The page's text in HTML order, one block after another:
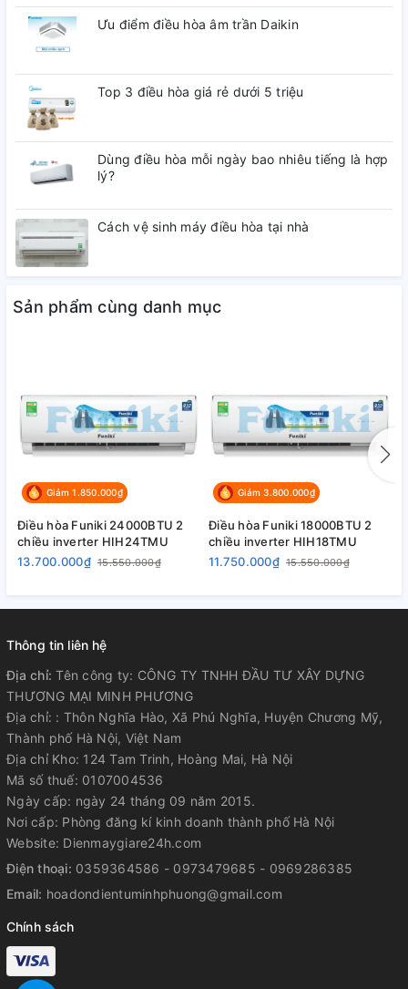
Ưu điểm điều hòa âm trần Daikin
Top 3 điều hòa giá rẻ dưới 5 triệu
Dùng điều hòa mỗi ngày bao nhiêu tiếng là hợp
lý?
Cách vệ sinh máy điều hòa tại nhà
Sản phẩm cùng danh mục
Giảm 1.850.000₫
Điều hòa Funiki 24000BTU 2
chiều inverter HIH24TMU
13.700.000₫ 15.550.000₫
Giảm 3.800.000₫
Điều hòa Funiki 18000BTU 2
chiều inverter HIH18TMU
11.750.000₫ 15.550.000₫
Thông tin liên hệ
Địa chỉ:Tên công ty: CÔNG TY TNHH ĐẦU TƯ XÂY DỰNG
THƯƠNG MẠI MINH PHƯƠNG
Địa chỉ: : Thôn Nghĩa Hào, Xã Phú Nghĩa, Huyện Chương Mỹ,
Thành phố Hà Nội, Việt Nam
Địa chỉ Kho: 124 Tam Trinh, Hoàng Mai, Hà Nội
Mã số thuế: 0107004536
Ngày cấp: ngày 24 tháng 09 năm 2015.
Nơi cấp: Phòng đăng kí kinh doanh thành phố Hà Nội
Website: Dienmaygiare24h.com
Điện thoại: 0359364586 - 0973479685 - 0969286385
Email: hoadondientuminhphuong@gmail.com
Chính sách